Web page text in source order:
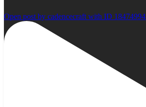
Open post by cadencecraft with ID